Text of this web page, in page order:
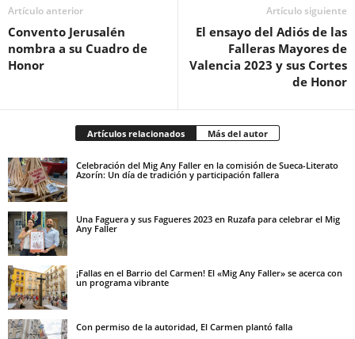
Artículo anterior
Convento Jerusalén
nombra a su Cuadro de
Honor
Artículo siguiente
El ensayo del Adiós de las
Falleras Mayores de
Valencia 2023 y sus Cortes
de Honor
Artículos relacionados Más del autor
Celebración del Mig Any Faller en la comisión de Sueca-Literato
Azorín: Un día de tradición y participación fallera
Una Faguera y sus Fagueres 2023 en Ruzafa para celebrar el Mig
Any Faller
¡Fallas en el Barrio del Carmen! El «Mig Any Faller» se acerca con
un programa vibrante
Con permiso de la autoridad, El Carmen plantó falla